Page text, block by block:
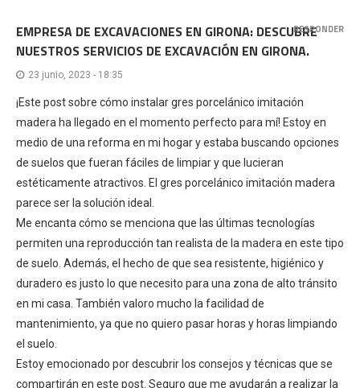
EMPRESA DE EXCAVACIONES EN GIRONA: DESCUBRE
NUESTROS SERVICIOS DE EXCAVACIÓN EN GIRONA.
23 junio, 2023 - 18:35
¡Este post sobre cómo instalar gres porcelánico imitación
madera ha llegado en el momento perfecto para mí! Estoy en
medio de una reforma en mi hogar y estaba buscando opciones
de suelos que fueran fáciles de limpiar y que lucieran
estéticamente atractivos. El gres porcelánico imitación madera
parece ser la solución ideal.
Me encanta cómo se menciona que las últimas tecnologías
permiten una reproducción tan realista de la madera en este tipo
de suelo. Además, el hecho de que sea resistente, higiénico y
duradero es justo lo que necesito para una zona de alto tránsito
en mi casa. También valoro mucho la facilidad de
mantenimiento, ya que no quiero pasar horas y horas limpiando
el suelo.
Estoy emocionado por descubrir los consejos y técnicas que se
compartirán en este post. Seguro que me ayudarán a realizar la
RESPONDER